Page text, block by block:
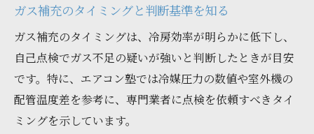
ガス補充のタイミングと判断基準を知る
ガス補充のタイミングは、冷房効率が明らかに低下し、
自己点検でガス不足の疑いが強いと判断したときが目安
です。特に、エアコン塾では冷媒圧力の数値や室外機の
配管温度差を参考に、専門業者に点検を依頼すべきタイ
ミングを示しています。